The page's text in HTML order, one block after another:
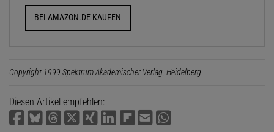
BEI AMAZON.DE KAUFEN
Copyright 1999 Spektrum Akademischer Verlag, Heidelberg
Diesen Artikel empfehlen: